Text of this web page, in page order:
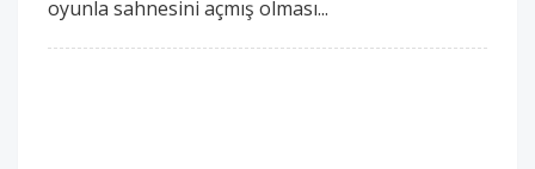
oyunla sahnesini açmış olması...